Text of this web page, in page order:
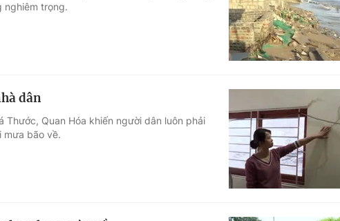
nghiêm trọng.
dân
Thước, Quan Hóa khiến người dân luôn phải
mưa bão về.